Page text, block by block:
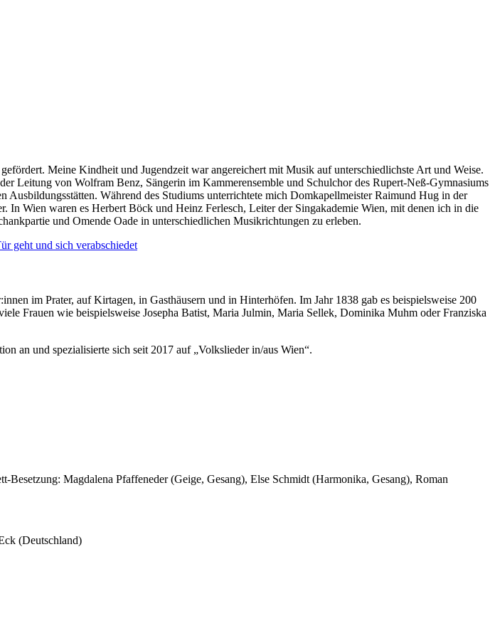
Meine Kindheit und Jugendzeit war angereichert mit Musik auf unterschiedlichste Art und Weise.
Leitung von Wolfram Benz, Sängerin im Kammerensemble und Schulchor des Rupert-Neß-Gymnasiums
Während des Studiums unterrichtete mich Domkapellmeister Raimund Hug in der
Wien waren es Herbert Böck und Heinz Ferlesch, Leiter der Singakademie Wien, mit denen ich in die
und Omende Oade in unterschiedlichen Musikrichtungen zu erleben.
im Prater, auf Kirtagen, in Gasthäusern und in Hinterhöfen. Im Jahr 1838 gab es beispielsweise 200
Frauen wie beispielsweise Josepha Batist, Maria Julmin, Maria Sellek, Dominika Muhm oder Franziska
an und spezialisierte sich seit 2017 auf „Volkslieder in/aus Wien“.
Besetzung: Magdalena Pfaffeneder (Geige, Gesang), Else Schmidt (Harmonika, Gesang), Roman
(Deutschland)